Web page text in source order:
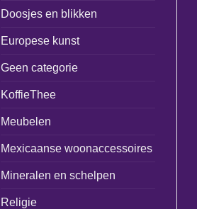
Doosjes en blikken
Europese kunst
Geen categorie
KoffieThee
Meubelen
Mexicaanse woonaccessoires
Mineralen en schelpen
Religie